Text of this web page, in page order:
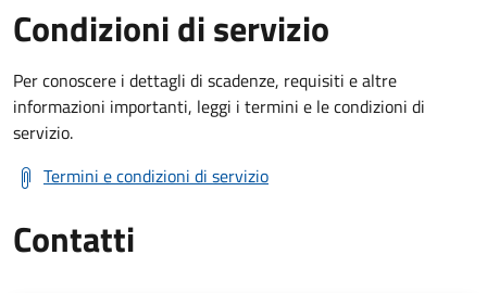
Condizioni di servizio
Per conoscere i dettagli di scadenze, requisiti e altre
informazioni importanti, leggi i termini e le condizioni di
servizio.
Termini e condizioni di servizio
Contatti